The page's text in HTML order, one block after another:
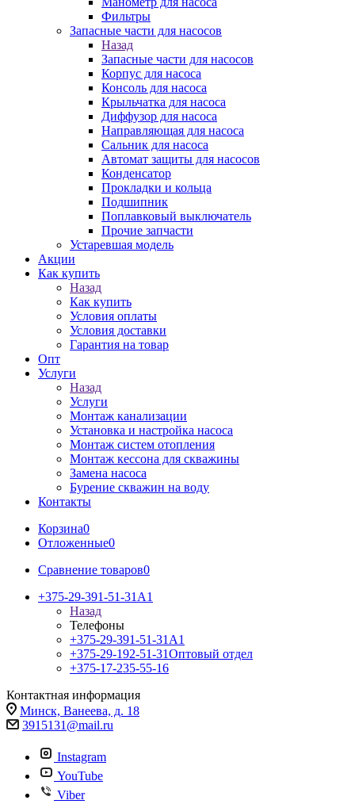
Фильтры
Запасные части для насосов
Назад
Запасные части для насосов
Корпус для насоса
Консоль для насоса
Крыльчатка для насоса
Диффузор для насоса
Направляющая для насоса
Сальник для насоса
Автомат защиты для насосов
Конденсатор
Прокладки и кольца
Подшипник
Поплавковый выключатель
Прочие запчасти
Устаревшая модель
Акции
Как купить
Назад
Как купить
Условия оплаты
Условия доставки
Гарантия на товар
Опт
Услуги
Назад
Услуги
Монтаж канализации
Установка и настройка насоса
Монтаж систем отопления
Монтаж кессона для скважины
Замена насоса
Бурение скважин на воду
Контакты
Корзина0
Отложенные0
Сравнение товаров0
+375-29-391-51-31 A1
Назад
Телефоны
+375-29-391-51-31 A1
+375-29-192-51-31Оптовый отдел
+375-17-235-55-16
Контактная информация
Минск, Ванеева, д. 18
3915131@mail.ru
Instagram
YouTube
Viber